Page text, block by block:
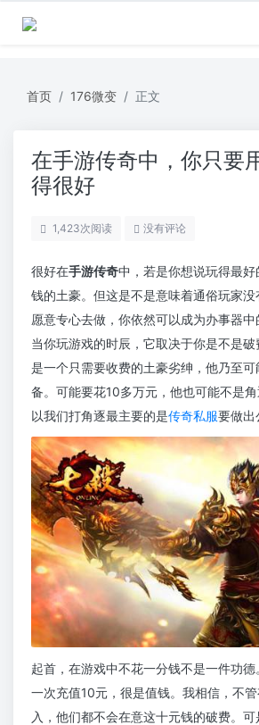
首页 176微变 正文
在手游传奇中，你只要
得很好
1,423次阅读 没有评论
很好在手游传奇中，若是你想说玩得最
钱的土豪。但这是不是意味着通俗玩家
愿意专心去做，你依然可以成为办事器中
当你玩游戏的时辰，它取决于你是不是
是一个只需要收费的土豪劣绅，他乃至
备。可能要花10多万元，他也可能不是
以我们打角逐最主要的是传奇私服要做出
起首，在游戏中不花一分钱不是一件功
一次充值10元，很是值钱。我相信，不
入，他们都不会在意这十元钱的破费。